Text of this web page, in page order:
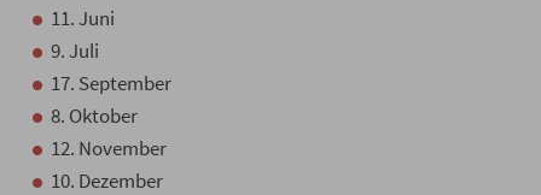
11. Juni
9. Juli
17. September
8. Oktober
12. November
10. Dezember